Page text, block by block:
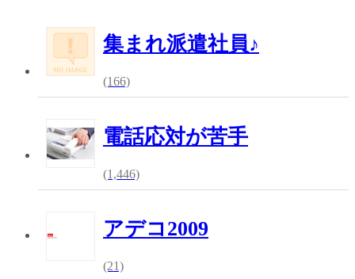
集まれ派遣社員♪
(166)
電話応対が苦手
(1,446)
アデコ2009
(21)